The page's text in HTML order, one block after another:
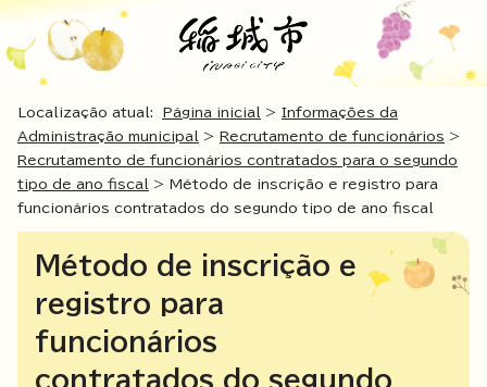
Localização atual: Página inicial > Informações da
Administração municipal
> Recrutamento de funcionários >
Recrutamento de funcionários contratados para o segundo
tipo de ano fiscal
> Método de inscrição e registro para
funcionários contratados do segundo tipo de ano fiscal
Método de inscrição e
registro para
funcionários
contratados do segundo